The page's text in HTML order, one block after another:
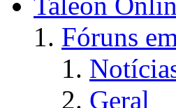
Fóruns
Geral